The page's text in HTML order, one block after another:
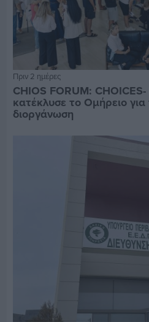
Πριν 2 ημέρες
CHIOS FORUM:
κατέκλυσε το Ομήρειο
διοργάνωση